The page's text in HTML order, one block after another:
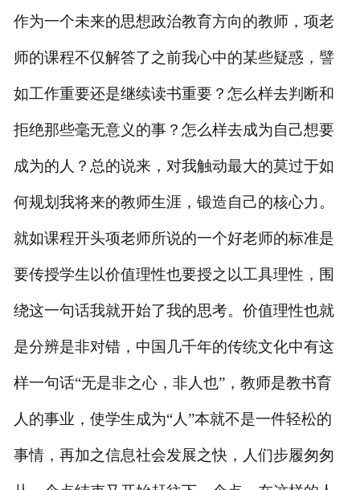
作为一个未来的思想政治教育方向的教师，项老
师的课程不仅解答了之前我心中的某些疑惑，譬
如工作重要还是继续读书重要？怎么样去判断和
拒绝那些毫无意义的事？怎么样去成为自己想要
成为的人？总的说来，对我触动最大的莫过于如
何规划我将来的教师生涯，锻造自己的核心力。
就如课程开头项老师所说的一个好老师的标准是
要传授学生以价值理性也要授之以工具理性，围
绕这一句话我就开始了我的思考。价值理性也就
是分辨是非对错，中国几千年的传统文化中有这
样一句话“无是非之心，非人也”，教师是教书育
人的事业，使学生成为“人”本就不是一件轻松的
事情，再加之信息社会发展之快，人们步履匆匆